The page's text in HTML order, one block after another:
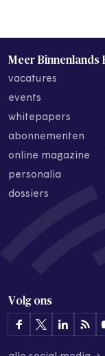
Meer Binnenlands
vacatures
events
whitepapers
abonnementen
online magazine
personalia
dossiers
Volg ons